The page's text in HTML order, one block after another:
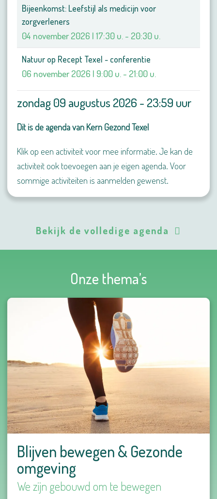
zondag 09 augustus 2026 - 23:59 uur
Dit is de agenda van Kern Gezond Texel
Klik op een activiteit voor mee informatie. Je kan de
activiteit ook toevoegen aan je eigen agenda. Voor
sommige activiteiten is aanmelden gewenst.
Bijeenkomst: Leefstijl als medicijn voor
zorgverleners
04 november 2026 | 17:30 u. - 20:30 u.
Natuur op Recept Texel - conferentie
06 november 2026 | 9:00 u. - 21:00 u.
Bekijk de volledige agenda
Onze thema’s
Blijven bewegen & Gezonde
omgeving
We zijn gebouwd om te bewegen